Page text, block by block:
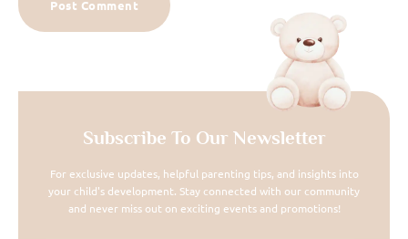
Subscribe To Our Newsletter
For exclusive updates, helpful parenting tips, and insights into
your child's development. Stay connected with our community
and never miss out on exciting events and promotions!